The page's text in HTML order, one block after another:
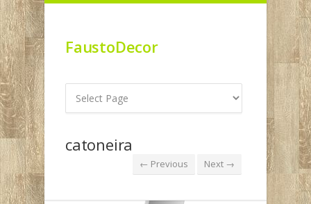
FaustoDecor
catoneira
← Previous Next →